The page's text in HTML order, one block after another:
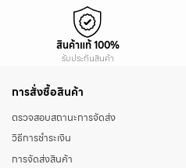
สินค้าแท้ 100%
รับประกันสินค้า
การสั่งซื้อสินค้า
ตรวจสอบสถานะการจัดส่ง
วิธีการชำระเงิน
การจัดส่งสินค้า